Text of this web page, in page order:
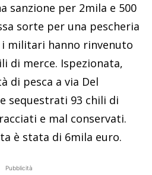
sanzione per 2mila e 500
sorte per una pescheria
i militari hanno rinvenuto
di merce. Ispezionata,
di pesca a via Del
sequestrati 93 chili di
e mal conservati.
è stata di 6mila euro.
Pubblicità